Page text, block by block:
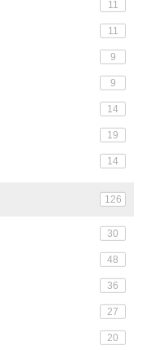
11
11
9
9
14
19
14
126
30
48
36
27
20